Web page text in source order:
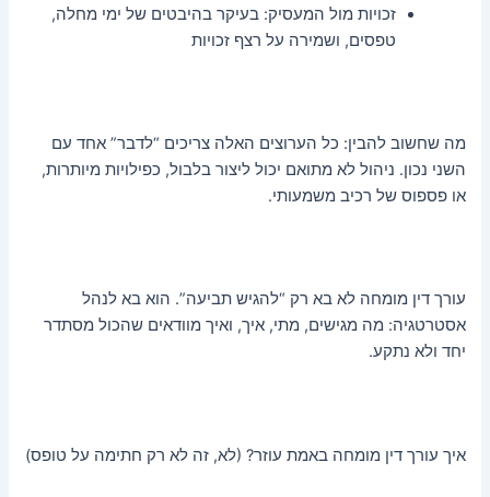
זכויות מול המעסיק: בעיקר בהיבטים של ימי מחלה,
טפסים, ושמירה על רצף זכויות
מה שחשוב להבין: כל הערוצים האלה צריכים “לדבר” אחד עם
השני נכון. ניהול לא מתואם יכול ליצור בלבול, כפילויות מיותרות,
או פספוס של רכיב משמעותי.
עורך דין מומחה לא בא רק “להגיש תביעה”. הוא בא לנהל
אסטרטגיה: מה מגישים, מתי, איך, ואיך מוודאים שהכול מסתדר
יחד ולא נתקע.
איך עורך דין מומחה באמת עוזר? (לא, זה לא רק חתימה על טופס)